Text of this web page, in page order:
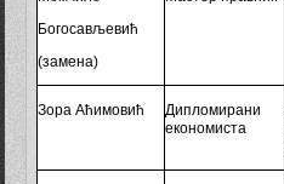
Богосављевић
(замена)
Зора Аћимовић
Дипломирани
економиста